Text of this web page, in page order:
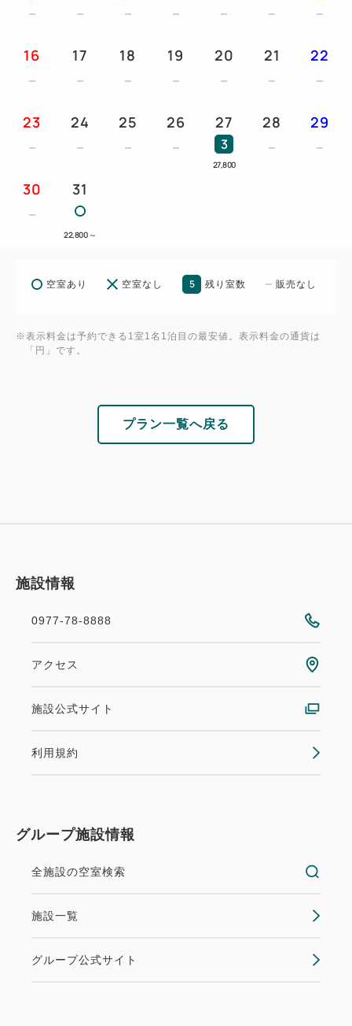
※お一人様あたりのご料金が税別50,001円以上の場
16 17 18 19 20 21 22
23 24 25 26 27
3
27,800
28 29
30 31
22,800 ～
空室あり 空室なし 5 残り室数 販売なし
※表示料金は予約できる1室1名1泊目の最安値。表示料金の通貨は
「円」です。
プラン一覧へ戻る
施設情報
0977-78-8888
アクセス
施設公式サイト
利用規約
グループ施設情報
全施設の空室検索
施設一覧
グループ公式サイト